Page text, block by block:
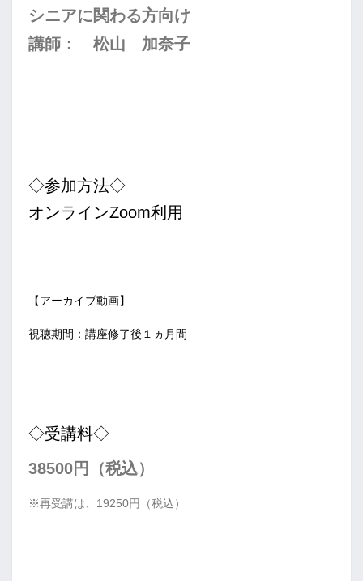
シニアに関わる方向け
講師： 松山 加奈子
◇参加方法◇
オンラインZoom利用
【アーカイブ動画】
視聴期間：講座修了後１ヵ月間
◇受講料◇
38500円（税込）
※再受講は、19250円（税込）